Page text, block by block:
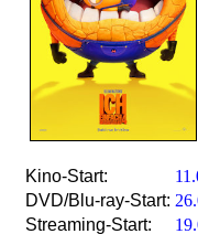
Kino-Start:
DVD/Blu-ray-Start:
Streaming-Start: